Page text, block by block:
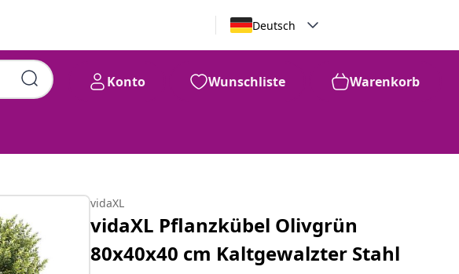
Deutsch
Konto Wunschliste Warenkorb
vidaXL
vidaXL Pflanzkübel Olivgrün
80x40x40 cm Kaltgewalzter Stahl